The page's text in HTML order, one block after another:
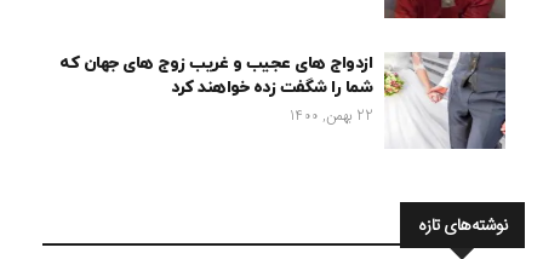
ازدواج های عجیب و غریب زوج های جهان که
شما را شگفت زده خواهند کرد
22 بهمن, 1400
نوشته‌های تازه